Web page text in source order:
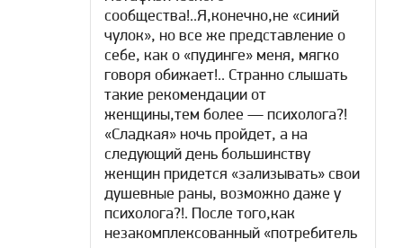
сообщества!..Я,конечно,не «синий
чулок», но все же представление о
себе, как о «пудинге» меня, мягко
говоря обижает!.. Странно слышать
такие рекомендации от
женщины,тем более — психолога?!
«Сладкая» ночь пройдет, а на
следующий день большинству
женщин придется «зализывать» свои
душевные раны, возможно даже у
психолога?!. После того,как
незакомплексованный «потребитель